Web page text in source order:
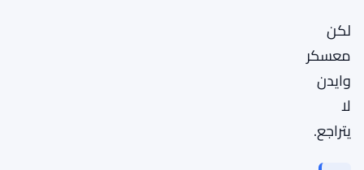
لكن
معسكر
وايدن
لا
يتراجع.